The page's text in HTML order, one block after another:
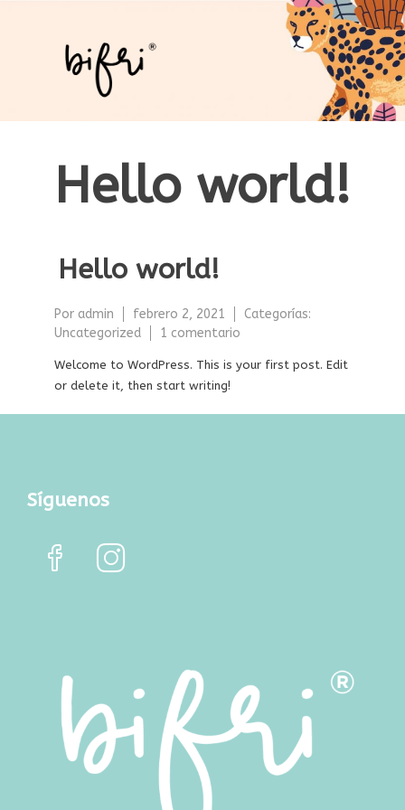
Hello world!
Hello world!
Por admin febrero 2, 2021
Categorías:
Uncategorized
1 comentario
world!
Welcome to WordPress. This is your first post. Edit
or delete it, then start writing!
Síguenos